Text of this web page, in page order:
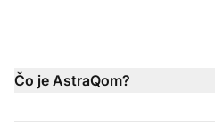
Čo je AstraQom?